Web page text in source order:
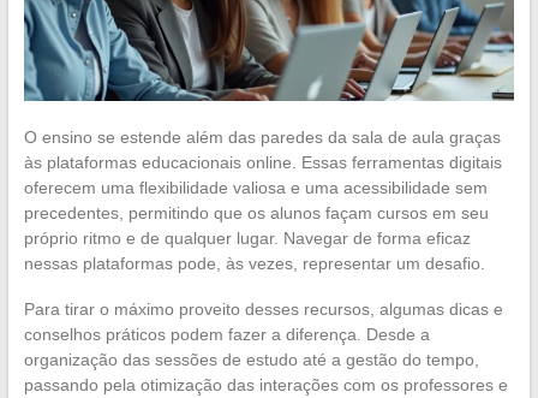
O ensino se estende além das paredes da sala de aula graças
às plataformas educacionais online. Essas ferramentas digitais
oferecem uma flexibilidade valiosa e uma acessibilidade sem
precedentes, permitindo que os alunos façam cursos em seu
próprio ritmo e de qualquer lugar. Navegar de forma eficaz
nessas plataformas pode, às vezes, representar um desafio.
Para tirar o máximo proveito desses recursos, algumas dicas e
conselhos práticos podem fazer a diferença. Desde a
organização das sessões de estudo até a gestão do tempo,
passando pela otimização das interações com os professores e